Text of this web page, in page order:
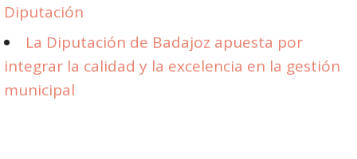
Diputación
La Diputación de Badajoz apuesta por
integrar la calidad y la excelencia en la gestión
municipal